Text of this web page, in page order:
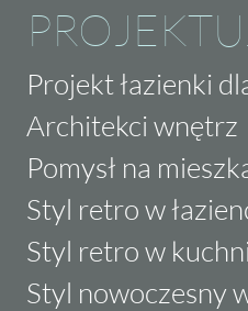
Projekt łazienki
Architekci wnętrz
Pomysł na
Styl retro w
Styl retro w kuchni
Styl nowoczesny